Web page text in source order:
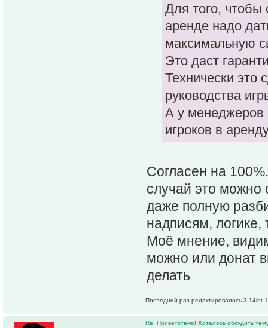
Для того, чтобы
аренде надо
максимальную
Это даст
Технически это
руководства
А у менеджеров
игроков в
Согласен на
случай это можно
даже полную
надписям,
Моё мнение,
можно или донат
делать
Последний раз редактировалось 3,14lot
Re: Приветствую! Хотелось обсудить